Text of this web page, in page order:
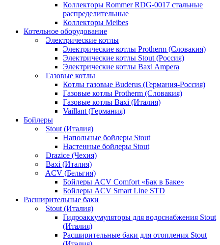
Коллекторы Rommer RDG-0017 стальные
распределительные
Коллекторы Meibes
Котельное оборудование
Электрические котлы
Электрические котлы Protherm (Словакия)
Электрические котлы Stout (Россия)
Электрические котлы Baxi Ampera
Газовые котлы
Котлы газовые Buderus (Германия-Россия)
Газовые котлы Protherm (Словакия)
Газовые котлы Baxi (Италия)
Vaillant (Германия)
Бойлеры
Stout (Италия)
Напольные бойлеры Stout
Настенные бойлеры Stout
Drazice (Чехия)
Baxi (Италия)
ACV (Бельгия)
Бойлеры ACV Comfort «Бак в Баке»
Бойлеры ACV Smart Line STD
Расширительные баки
Stout (Италия)
Гидроаккумуляторы для водоснабжения Stout
(Италия)
Расширительные баки для отопления Stout